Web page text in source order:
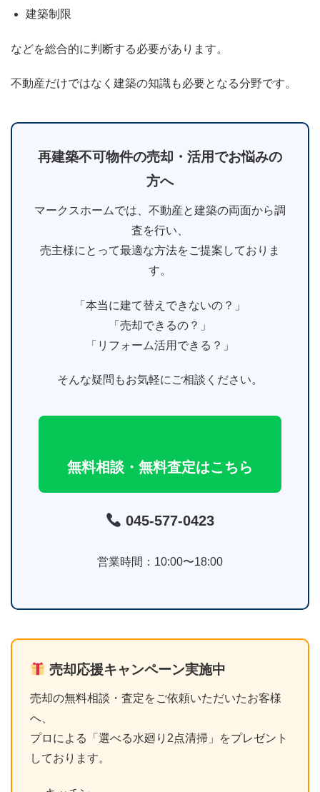
建築制限
などを総合的に判断する必要があります。
不動産だけではなく建築の知識も必要となる分野です。
再建築不可物件の売却・活用でお悩みの
方へ
マークスホームでは、不動産と建築の両面から調
査を行い、
売主様にとって最適な方法をご提案しておりま
す。
「本当に建て替えできないの？」
「売却できるの？」
「リフォーム活用できる？」
そんな疑問もお気軽にご相談ください。
無料相談・無料査定はこちら
045-577-0423
営業時間：10:00〜18:00
売却応援キャンペーン実施中
売却の無料相談・査定をご依頼いただいたお客様
へ、
プロによる「選べる水廻り2点清掃」をプレゼント
しております。